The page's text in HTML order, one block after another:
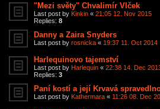
"Mezi světy" Chvalimír Vlček
Last post by Kinkin « 21:05 12. Nov 2015
Replies: 8
Danny a Zaira Snyders
Last post by rosnicka « 19:37 11. Oct 2014
Harlequinovo tajemství
Last post by Harlequin « 22:38 14. Dec
Replies: 3
Paní kostí a její Krvavá
Last post by Kathermara « 11:26 08. Dec